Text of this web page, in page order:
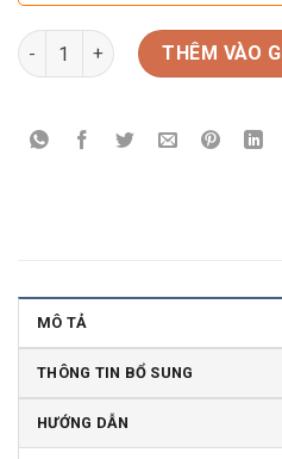
Rượu Vang Chile Valdivieso
THÊM VÀO
MÔ TẢ
THÔNG TIN BỔ SUNG
HƯỚNG DẪN